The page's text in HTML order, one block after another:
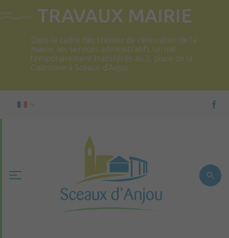
TRAVAUX MAIRIE
Dans le cadre des travaux de rénovation de la
mairie, les services administratifs seront
temporairement transférés au 3, place de la
Couronne à Sceaux-d’Anjou